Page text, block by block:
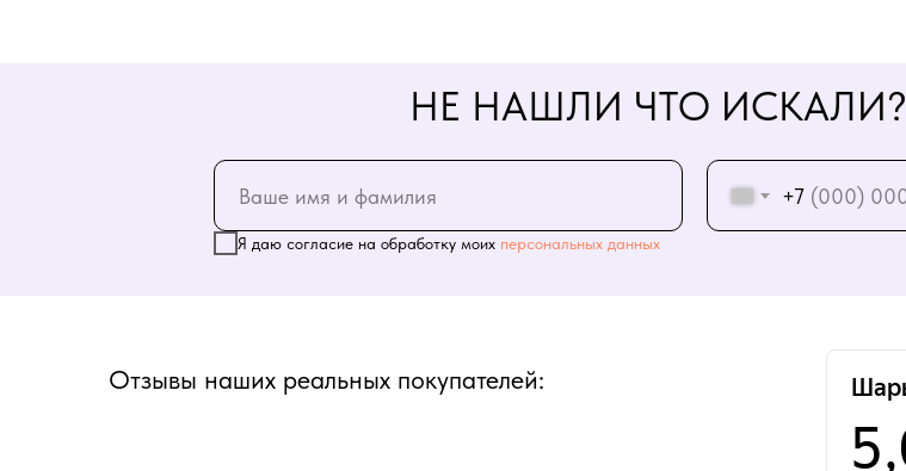
+7
Я даю согласие на обработку моих персональных данных
НЕ НАШЛИ ЧТО ИСКАЛИ?
Отзывы наших реальных покупателей: